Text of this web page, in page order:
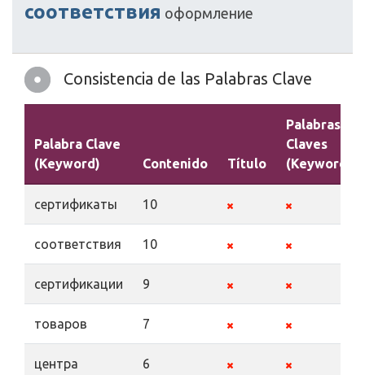
соответствия оформление
Consistencia de las Palabras Clave
Palabra Clave
(Keyword)
Contenido Título
Palabras
Claves
(Keywords)
сертификаты 10
соответствия 10
сертификации 9
товаров 7
центра 6